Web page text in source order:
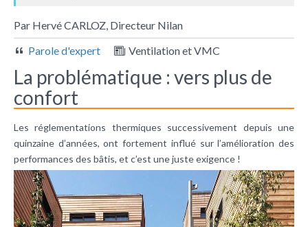
Par Hervé CARLOZ, Directeur Nilan
Parole d'expert
Ventilation et VMC
La problématique : vers plus de
confort
Les réglementations thermiques successivement depuis une
quinzaine d’années, ont fortement influé sur l’amélioration des
performances des bâtis, et c’est une juste exigence !